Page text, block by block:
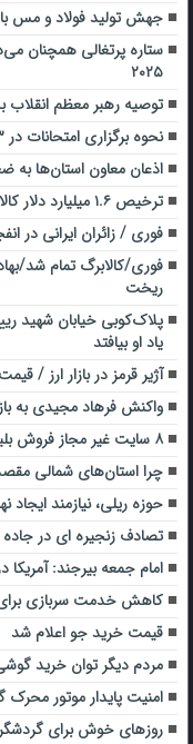
جهش تولید فولاد و مس با سرمایه‌گذاری ۲۵۰
۲۰۲۵
توصیه رهبر معظم انقلاب
نحوه برگزاری امتحانات در ۳ پایه دبیرستان از سال جدید
اذعان معاون استان‌ها به
ترخیص ۱.۶ میلیارد دلار کالا از محل تمدید مصوبه ترخیص درصدی
فوری / زائران ایرانی در
فوری/کالابرگ تمام شد/
ریخت
پلاک‌کوبی خیابان شهید
یاد او بیافتد
آژیر قرمز در بازار ارز /
واکنش فرهاد مجیدی به
۸ سایت غیر مجاز فروش بلیت هواپیما مسدود شد
چرا استان‌های شمالی
حوزه ریلی، نیازمند ایجاد
تصادف زنجیره ای در جاده
امام جمعه بیرجند: آمریکا
کاهش خدمت سربازی برای
قیمت خرید جو اعلام شد
مردم دیگر توان خرید گوشی
امنیت پایدار موتور محرک
روزهای خوش برای گردشگری ایران / ۶ میلیون